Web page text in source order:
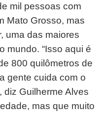
mil pessoas com
Mato Grosso, mas
uma das maiores
mundo. “Isso aqui é
800 quilômetros de
gente cuida com o
diz Guilherme Alves
mas que muito